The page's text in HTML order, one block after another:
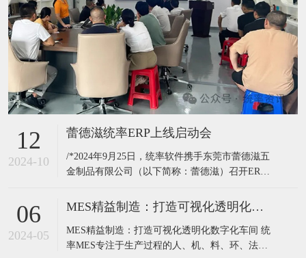
12
2024-10
蕾德滋统率ERP上线启动会
/*2024年9月25日，统率软件携手东莞市蕾德滋五
金制品有限公司（以下简称：蕾德滋）召开ERP
务负责人以及各部门相关负责人和统率软件实施
团队共同参加会议。为了全面贯彻数字化转型，
提升蕾德滋“信息集成化”水平，前期经过需求调
研、管理咨询、方案交流等
06
2024-05
MES精益制造：打造可视化透明化数字化车间
MES精益制造：打造可视化透明化数字化车间 统
率MES专注于生产过程的人、机、料、环、法无